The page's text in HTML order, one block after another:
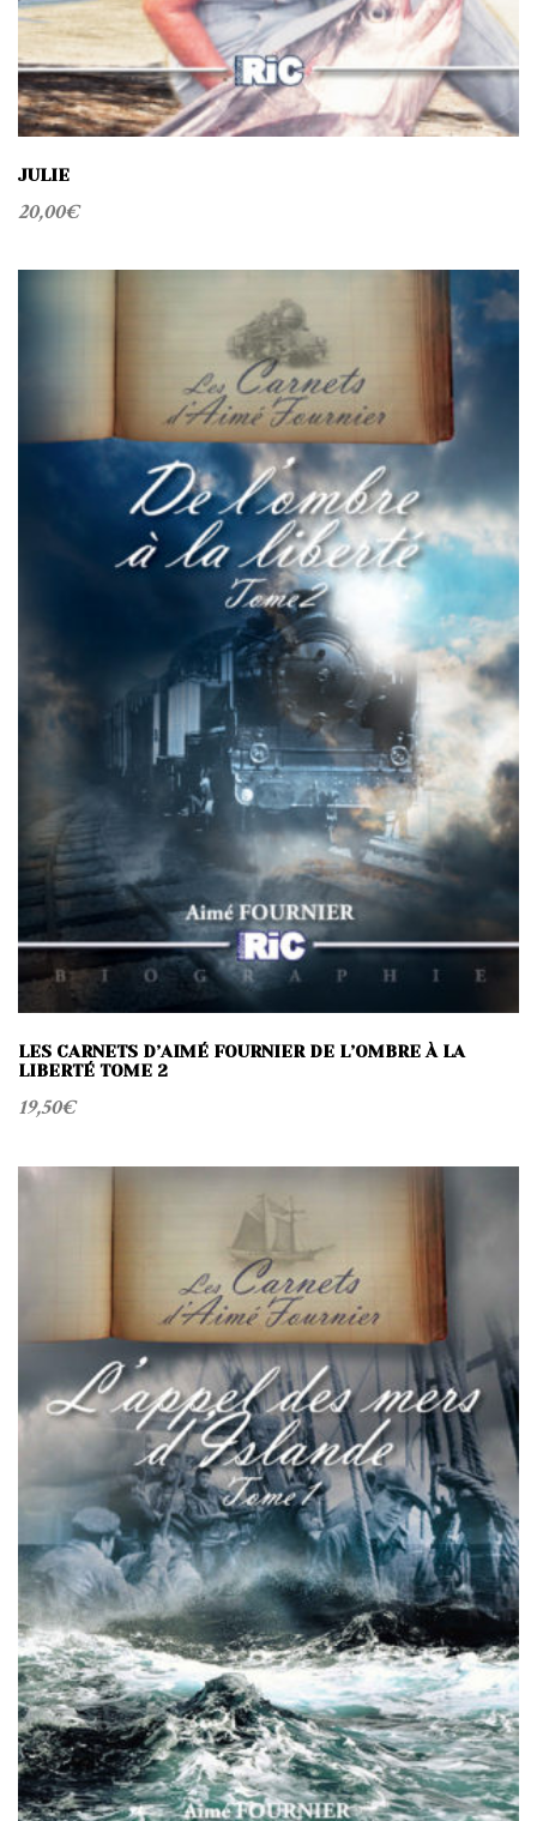
JULIE
20,00€
LES CARNETS D’AIMÉ FOURNIER DE L’OMBRE À LA
LIBERTÉ TOME 2
19,50€